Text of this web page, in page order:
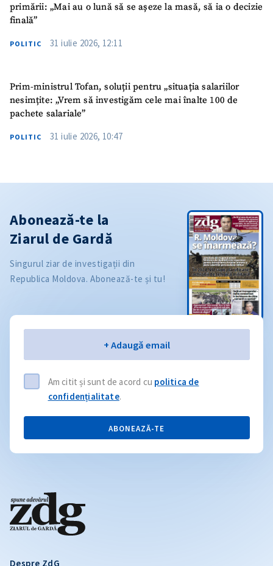
primării: „Mai au o lună să se așeze la masă, să ia o decizie
finală”
POLITIC 31 iulie 2026, 12:11
Prim-ministrul Tofan, soluții pentru „situația salariilor
nesimțite: „Vrem să investigăm cele mai înalte 100 de
pachete salariale”
POLITIC 31 iulie 2026, 10:47
Despre ZdG
Abonează-te la
Ziarul de Gardă
Singurul ziar de investigații din
Republica Moldova. Abonează-te și tu!
+ Adaugă email
Am citit și sunt de acord cu politica de
confidențialitate.
ABONEAZĂ-TE